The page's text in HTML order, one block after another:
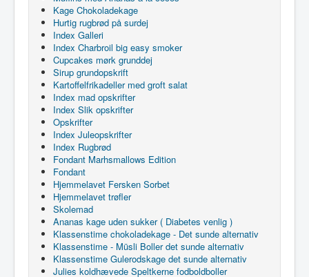
Kage Chokoladekage
Hurtig rugbrød på surdej
Index Galleri
Index Charbroil big easy smoker
Cupcakes mørk grunddej
Sirup grundopskrift
Kartoffelfrikadeller med groft salat
Index mad opskrifter
Index Slik opskrifter
Opskrifter
Index Juleopskrifter
Index Rugbrød
Fondant Marhsmallows Edition
Fondant
Hjemmelavet Fersken Sorbet
Hjemmelavet trøfler
Skolemad
Ananas kage uden sukker ( Diabetes venlig )
Klassenstime chokoladekage - Det sunde alternativ
Klassenstime - Müsli Boller det sunde alternativ
Klassenstime Gulerodskage det sunde alternativ
Julies koldhævede Speltkerne fodboldboller